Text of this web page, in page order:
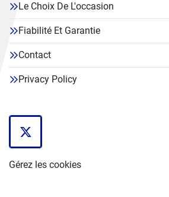
Le Choix De L'occasion
Fiabilité Et Garantie
Contact
Privacy Policy
twitter
Gérez les cookies